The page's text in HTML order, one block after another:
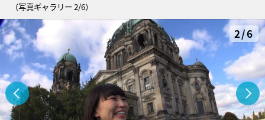
（写真ギャラリー 2/6）
2/6